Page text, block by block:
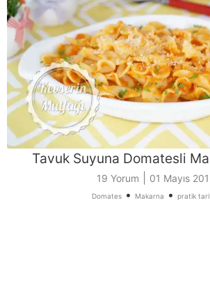
Tavuk Suyuna Domatesli
19 Yorum 01 Mayıs
Domates• Makarna • pratik